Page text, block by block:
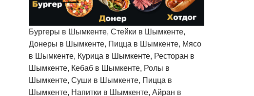
Бургеры в Шымкенте, Стейки в Шымкенте,
Донеры в Шымкенте, Пицца в Шымкенте, Мясо
в Шымкенте, Курица в Шымкенте, Ресторан в
Шымкенте, Кебаб в Шымкенте, Ролы в
Шымкенте, Суши в Шымкенте, Пицца в
Шымкенте, Напитки в Шымкенте, Айран в